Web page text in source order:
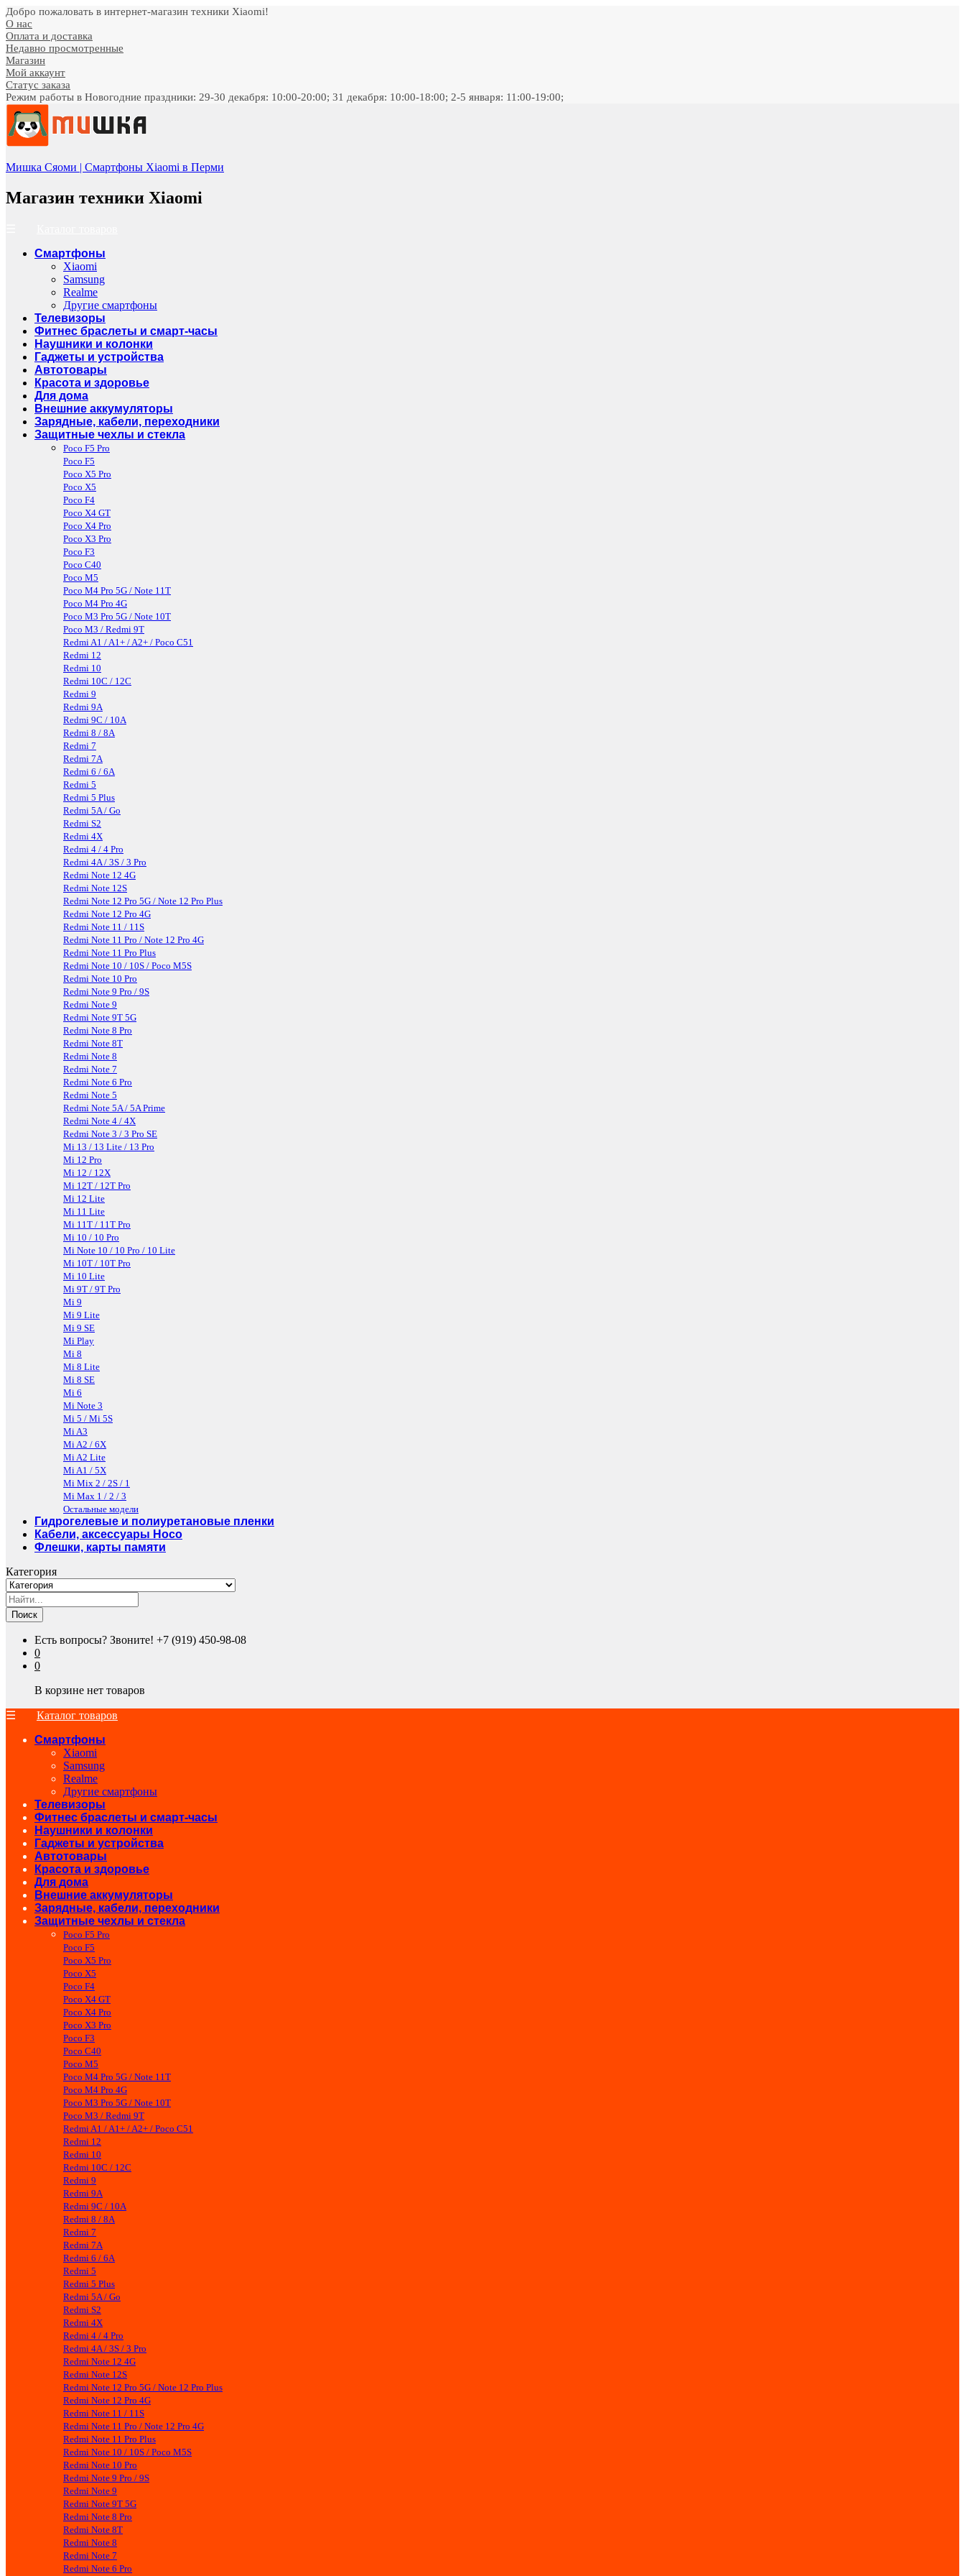
Добро пожаловать в интернет-магазин техники Xiaomi!
О нас
Оплата и доставка
Недавно просмотренные
Магазин
Мой аккаунт
Статус заказа
Режим работы в Новогодние праздники: 29-30 декабря: 10:00-20:00; 31 декабря: 10:00-18:00; 2-5 января: 11:00-19:00;
Мишка Сяоми | Смартфоны Xiaomi в Перми
Магазин техники Xiaomi
Смартфоны
Xiaomi
Samsung
Realme
Другие смартфоны
Телевизоры
Фитнес браслеты и смарт-часы
Наушники и колонки
Гаджеты и устройства
Автотовары
Красота и здоровье
Для дома
Внешние аккумуляторы
Зарядные, кабели, переходники
Защитные чехлы и стекла
Poco F5 Pro
Poco F5
Poco X5 Pro
Poco X5
Poco F4
Poco X4 GT
Poco X4 Pro
Poco X3 Pro
Poco F3
Poco C40
Poco M5
Poco M4 Pro 5G / Note 11T
Poco M4 Pro 4G
Poco M3 Pro 5G / Note 10T
Poco M3 / Redmi 9T
Redmi A1 / A1+ / A2+ / Poco C51
Redmi 12
Redmi 10
Redmi 10C / 12C
Redmi 9
Redmi 9A
Redmi 9C / 10A
Redmi 8 / 8A
Redmi 7
Redmi 7A
Redmi 6 / 6A
Redmi 5
Redmi 5 Plus
Redmi 5A / Go
Redmi S2
Redmi 4X
Redmi 4 / 4 Pro
Redmi 4A / 3S / 3 Pro
Redmi Note 12 4G
Redmi Note 12S
Redmi Note 12 Pro 5G / Note 12 Pro Plus
Redmi Note 12 Pro 4G
Redmi Note 11 / 11S
Redmi Note 11 Pro / Note 12 Pro 4G
Redmi Note 11 Pro Plus
Redmi Note 10 / 10S / Poco M5S
Redmi Note 10 Pro
Redmi Note 9 Pro / 9S
Redmi Note 9
Redmi Note 9T 5G
Redmi Note 8 Pro
Redmi Note 8T
Redmi Note 8
Redmi Note 7
Redmi Note 6 Pro
Redmi Note 5
Redmi Note 5A / 5A Prime
Redmi Note 4 / 4X
Redmi Note 3 / 3 Pro SE
Mi 13 / 13 Lite / 13 Pro
Mi 12 Pro
Mi 12 / 12X
Mi 12T / 12T Pro
Mi 12 Lite
Mi 11 Lite
Mi 11T / 11T Pro
Mi 10 / 10 Pro
Mi Note 10 / 10 Pro / 10 Lite
Mi 10T / 10T Pro
Mi 10 Lite
Mi 9T / 9T Pro
Mi 9
Mi 9 Lite
Mi 9 SE
Mi Play
Mi 8
Mi 8 Lite
Mi 8 SE
Mi 6
Mi Note 3
Mi 5 / Mi 5S
Mi A3
Mi A2 / 6X
Mi A2 Lite
Mi A1 / 5X
Mi Mix 2 / 2S / 1
Mi Max 1 / 2 / 3
Остальные модели
Гидрогелевые и полиуретановые пленки
Кабели, аксессуары Hoco
Флешки, карты памяти
Категория
Поиск
Есть вопросы? Звоните! +7 (919) 450-98-08
0
0
В корзине нет товаров
Каталог товаров
Смартфоны
Xiaomi
Samsung
Realme
Другие смартфоны
Телевизоры
Фитнес браслеты и смарт-часы
Наушники и колонки
Гаджеты и устройства
Автотовары
Красота и здоровье
Для дома
Внешние аккумуляторы
Зарядные, кабели, переходники
Защитные чехлы и стекла
Poco F5 Pro
Poco F5
Poco X5 Pro
Poco X5
Poco F4
Poco X4 GT
Poco X4 Pro
Poco X3 Pro
Poco F3
Poco C40
Poco M5
Poco M4 Pro 5G / Note 11T
Poco M4 Pro 4G
Poco M3 Pro 5G / Note 10T
Poco M3 / Redmi 9T
Redmi A1 / A1+ / A2+ / Poco C51
Redmi 12
Redmi 10
Redmi 10C / 12C
Redmi 9
Redmi 9A
Redmi 9C / 10A
Redmi 8 / 8A
Redmi 7
Redmi 7A
Redmi 6 / 6A
Redmi 5
Redmi 5 Plus
Redmi 5A / Go
Redmi S2
Redmi 4X
Redmi 4 / 4 Pro
Redmi 4A / 3S / 3 Pro
Redmi Note 12 4G
Redmi Note 12S
Redmi Note 12 Pro 5G / Note 12 Pro Plus
Redmi Note 12 Pro 4G
Redmi Note 11 / 11S
Redmi Note 11 Pro / Note 12 Pro 4G
Redmi Note 11 Pro Plus
Redmi Note 10 / 10S / Poco M5S
Redmi Note 10 Pro
Redmi Note 9 Pro / 9S
Redmi Note 9
Redmi Note 9T 5G
Redmi Note 8 Pro
Redmi Note 8T
Redmi Note 8
Redmi Note 7
Redmi Note 6 Pro